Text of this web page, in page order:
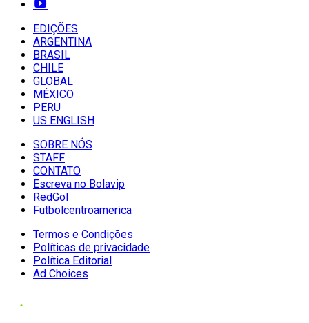
EDIÇÕES
ARGENTINA
BRASIL
CHILE
GLOBAL
MÉXICO
PERU
US ENGLISH
SOBRE NÓS
STAFF
CONTATO
Escreva no Bolavip
RedGol
Futbolcentroamerica
Termos e Condições
Políticas de privacidade
Política Editorial
Ad Choices